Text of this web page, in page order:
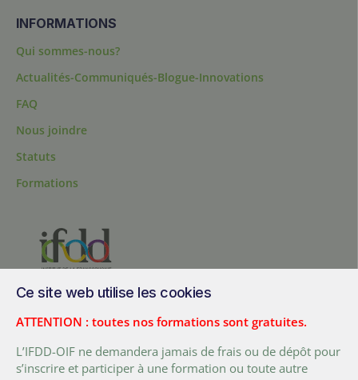
INFORMATIONS
Qui sommes-nous?
Actualités-Communiqués-Blogue-Innovations
FAQ
Nous joindre
Statuts
Formations
Canada
Tél. :+ (1) 418 692 5727
Fax :+ (1) 418 692 5644
Ce site web utilise les cookies
ATTENTION : toutes nos formations sont gratuites.
L’IFDD-OIF ne demandera jamais de frais ou de dépôt pour
s’inscrire et participer à une formation ou toute autre